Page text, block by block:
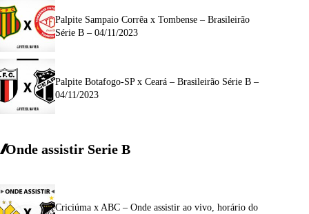
Palpite Sampaio Corrêa x Tombense – Brasileirão
Série B – 04/11/2023
Palpite Botafogo-SP x Ceará – Brasileirão Série B –
04/11/2023
Onde assistir Serie B
Criciúma x ABC – Onde assistir ao vivo, horário do